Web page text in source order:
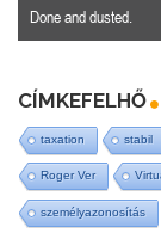
Done and dusted.
CÍMKEFELHŐ
taxation stabil
Roger Ver
személyazonosítás